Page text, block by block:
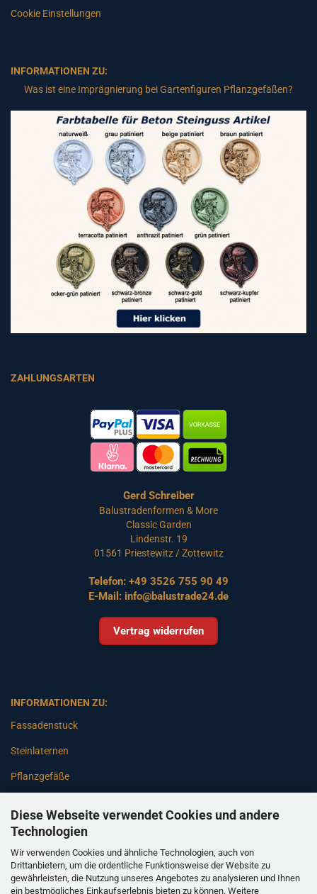
Diese Webseite verwendet Cookies und andere
Technologien
Wir verwenden Cookies und ähnliche Technologien, auch von
Drittanbietern, um die ordentliche Funktionsweise der Website zu
gewährleisten, die Nutzung unseres Angebotes zu analysieren und Ihnen
ein bestmögliches Einkaufserlebnis bieten zu können. Weitere
Cookie Einstellungen
INFORMATIONEN ZU:
Was ist eine Imprägnierung bei Gartenfiguren Pflanzgefäßen?
ZAHLUNGSARTEN
Gerd Schreiber
Balustradenformen & More
Classic Garden
Lindenstr. 19
01561 Priestewitz / Zottewitz
Telefon: +49 3526 755 90 49
E-Mail: info@balustrade24.de
Vertrag widerrufen
INFORMATIONEN ZU:
Fassadenstuck
Steinlaternen
Pflanzgefäße
Gartenbänke
Pfeiler
Gartenbrunnen